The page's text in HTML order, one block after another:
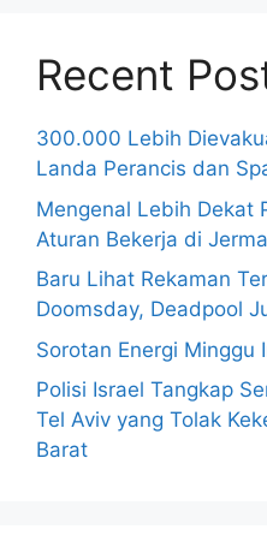
Recent
300.000 Lebih
Landa Perancis dan
Mengenal Lebih Dekat
Aturan Bekerja di
Baru Lihat Rekaman
Doomsday, Deadpool
Sorotan Energi Minggu
Polisi Israel Tangkap
Tel Aviv yang Tolak
Barat